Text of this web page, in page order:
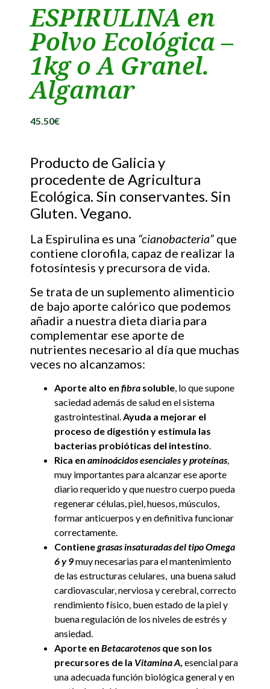
ESPIRULINA en
Polvo Ecológica –
1kg o A Granel.
Algamar
45.50€
Producto de Galicia y
procedente de Agricultura
Ecológica. Sin conservantes. Sin
Gluten. Vegano.
La Espirulina es una “cianobacteria” que
contiene clorofila, capaz de realizar la
fotosíntesis y precursora de vida.
Se trata de un suplemento alimenticio
de bajo aporte calórico que podemos
añadir a nuestra dieta diaria para
complementar ese aporte de
nutrientes necesario al día que muchas
veces no alcanzamos:
Aporte alto en fibra soluble , lo que supone
saciedad además de salud en el sistema
gastrointestinal. Ayuda a mejorar el
proceso de digestión y estimula las
bacterias probióticas del intestino
Rica en aminoácidos esenciales y proteínas
muy importantes para alcanzar ese aporte
diario requerido y que nuestro cuerpo pueda
regenerar células, piel, huesos, músculos,
formar anticuerpos y en definitiva funcionar
correctamente.
Contienegrasas insaturadas del tipo Omega
6 y 9muy necesarias para el mantenimiento
de las estructuras celulares, una buena salud
cardiovascular, nerviosa y cerebral, correcto
rendimiento físico, buen estado de la piel y
buena regulación de los niveles de estrés y
ansiedad.
Aporte en Betacarotenos que son los
precursores de la Vitamina A esencial para
una adecuada función biológica general y en